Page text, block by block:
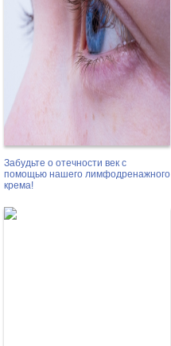
Забудьте о отечности век с
помощью нашего лимфодренажного
крема!